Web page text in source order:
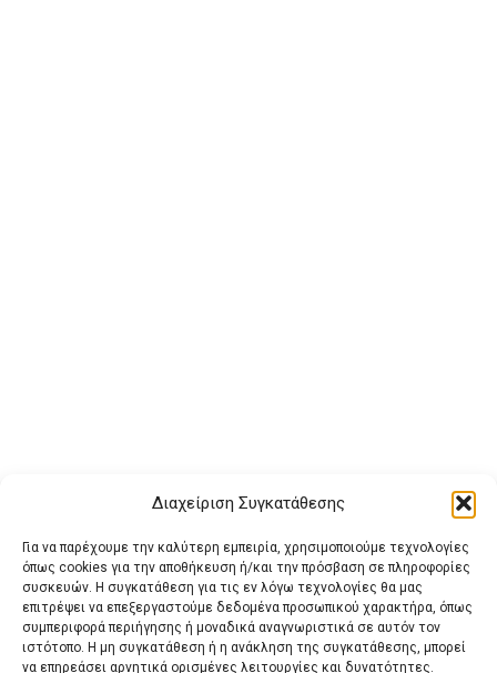
Διαχείριση Συγκατάθεσης
Για να παρέχουμε την καλύτερη εμπειρία, χρησιμοποιούμε τεχνολογίες
όπως cookies για την αποθήκευση ή/και την πρόσβαση σε πληροφορίες
συσκευών. Η συγκατάθεση για τις εν λόγω τεχνολογίες θα μας
επιτρέψει να επεξεργαστούμε δεδομένα προσωπικού χαρακτήρα, όπως
συμπεριφορά περιήγησης ή μοναδικά αναγνωριστικά σε αυτόν τον
ιστότοπο. Η μη συγκατάθεση ή η ανάκληση της συγκατάθεσης, μπορεί
να επηρεάσει αρνητικά ορισμένες λειτουργίες και δυνατότητες.
Buy Adspace ΑΡΧΙΚΗ ΕΠΙΚΟΙΝΩΝΙΑ ΟΡΟΙ ΧΡΗΣΗΣ